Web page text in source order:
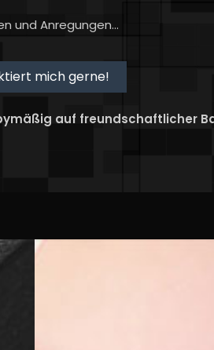
und Anregungen...
mich gerne!
auf freundschaftlicher